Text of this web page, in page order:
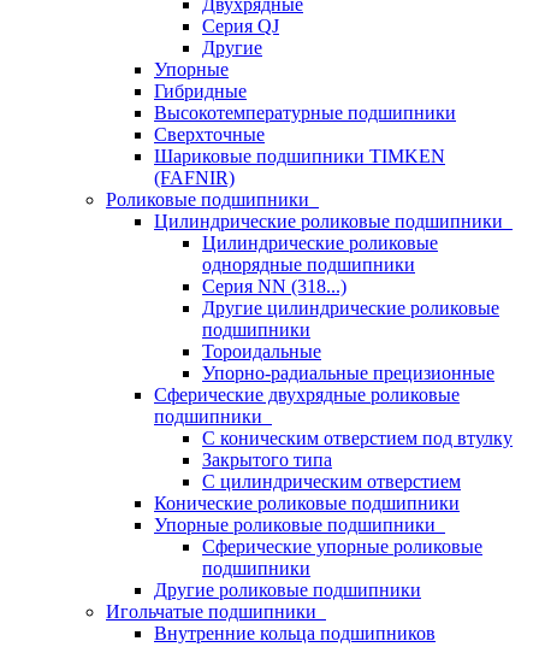
Двухрядные
Серия QJ
Другие
Упорные
Гибридные
Высокотемпературные подшипники
Сверхточные
Шариковые подшипники TIMKEN
(FAFNIR)
Роликовые подшипники
Цилиндрические роликовые подшипники
Цилиндрические роликовые
однорядные подшипники
Серия NN (318...)
Другие цилиндрические роликовые
подшипники
Тороидальные
Упорно-радиальные прецизионные
Сферические двухрядные роликовые
подшипники
С коническим отверстием под втулку
Закрытого типа
С цилиндрическим отверстием
Конические роликовые подшипники
Упорные роликовые подшипники
Сферические упорные роликовые
подшипники
Другие роликовые подшипники
Игольчатые подшипники
Внутренние кольца подшипников